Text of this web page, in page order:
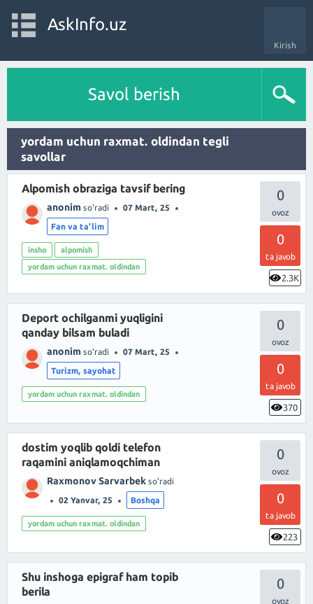
Kirish
AskInfo.uz
Savol berish
yordam uchun raxmat. oldindan tegli
savollar
0
0
ta javob
2.3K
Alpomish obraziga tavsif bering
anonim so'radi 07 Mart, 25
Fan va ta'lim
insho
alpomish
yordam uchun raxmat. oldindan
0
0
ta javob
370
Deport ochilganmi yuqligini
qanday bilsam buladi
anonim so'radi 07 Mart, 25
Turizm, sayohat
yordam uchun raxmat. oldindan
0
0
ta javob
223
dostim yoqlib qoldi telefon
raqamini aniqlamoqchiman
Raxmonov Sarvarbek so'radi
02 Yanvar, 25 Boshqa
yordam uchun raxmat. oldindan
0
Shu inshoga epigraf ham topib
berila